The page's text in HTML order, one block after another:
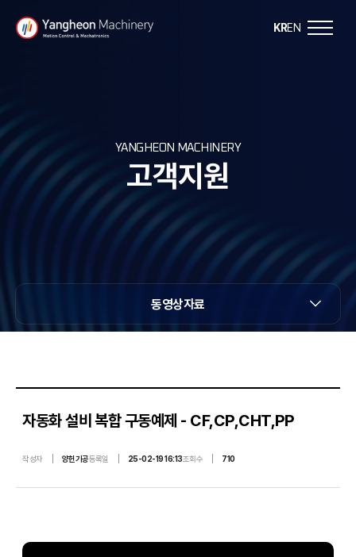
Y
g
h
M
c
h
i
KREN
YANGHEON MACHINERY
고객지원
동영상자료
자동화 설비 복합 구동예제 - CF,CP,CHT,PP
작성자 양헌기공등록일 25-02-19 16:13조회수 710